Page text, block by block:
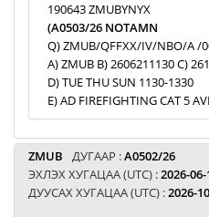
190643 ZMUBYNYX
(A0503/26 NOTAMN
Q) ZMUB/QFFXX/IV/NBO/A /
A) ZMUB B) 2606211130 C)
D) TUE THU SUN 1130-1330
E) AD FIREFIGHTING CAT 5
ZMUB ДУГААР :A0502/26
ЭХЛЭХ ХУГАЦАА (UTC) :2026-
ДУУСАХ ХУГАЦАА (UTC) :2026-